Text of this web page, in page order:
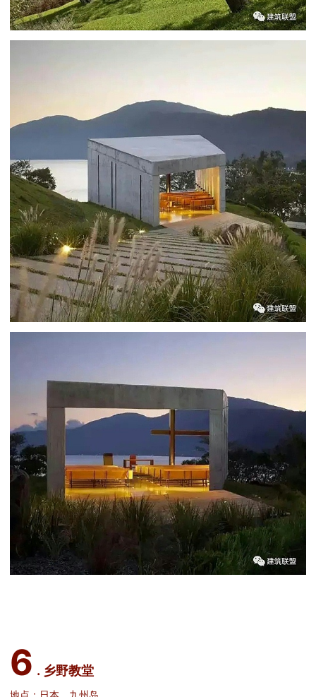
6 . 乡野教堂
地点：日本，九州岛